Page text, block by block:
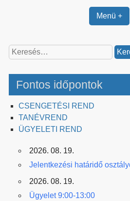
Menü +
Keresés:
Fontos időpontok
CSENGETÉSI REND
TANÉVREND
ÜGYELETI REND
2026. 08. 19.
Jelentkezési határidő
2026. 08. 19.
Ügyelet 9:00-13:00